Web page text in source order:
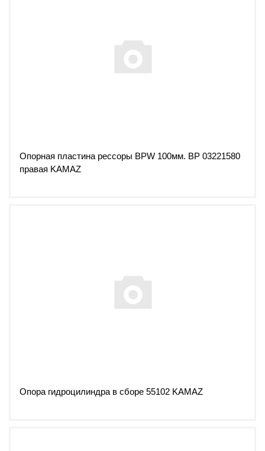
Опорная пластина рессоры BPW 100мм. ВР 03221580
правая KAMAZ
Опора гидроцилиндра в сборе 55102 KAMAZ